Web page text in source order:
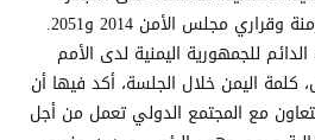
الخليجية آليتها التنفيذية المزمنة وقراري مجلس الأمن 2014 و2051.
للجمهورية اليمنية لدى الأمم
كلمة اليمن خلال الجلسة، أكد فيها أن
مع المجتمع الدولي تعمل من أجل